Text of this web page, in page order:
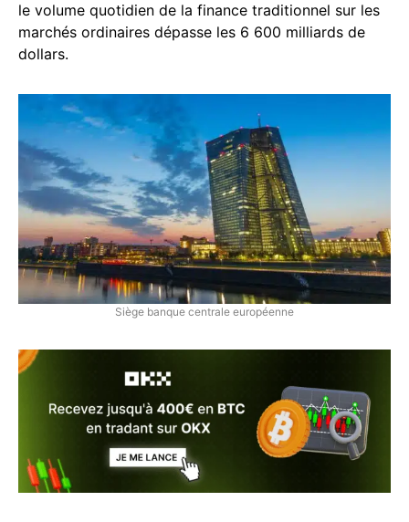
le volume quotidien de la finance traditionnel sur les
marchés ordinaires dépasse les 6 600 milliards de
dollars.
Siège banque centrale européenne